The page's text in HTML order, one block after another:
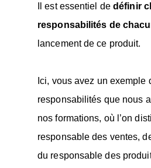
Il est essentiel de définir
responsabilités de
lancement de ce produit.
Ici, vous avez un exemple
responsabilités que nous
nos formations, où l’on
responsable des ventes,
du responsable des